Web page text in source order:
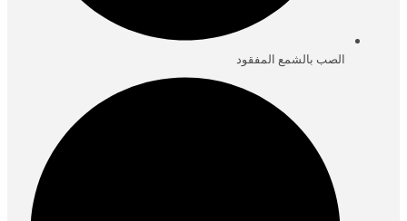
الصب بالشمع المفقود